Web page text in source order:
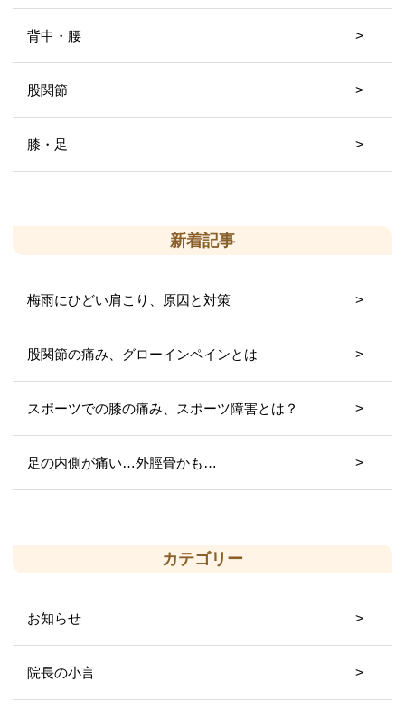
背中・腰
股関節
膝・足
新着記事
梅雨にひどい肩こり、原因と対策
股関節の痛み、グローインペインとは
スポーツでの膝の痛み、スポーツ障害とは？
足の内側が痛い…外脛骨かも…
カテゴリー
お知らせ
院長の小言